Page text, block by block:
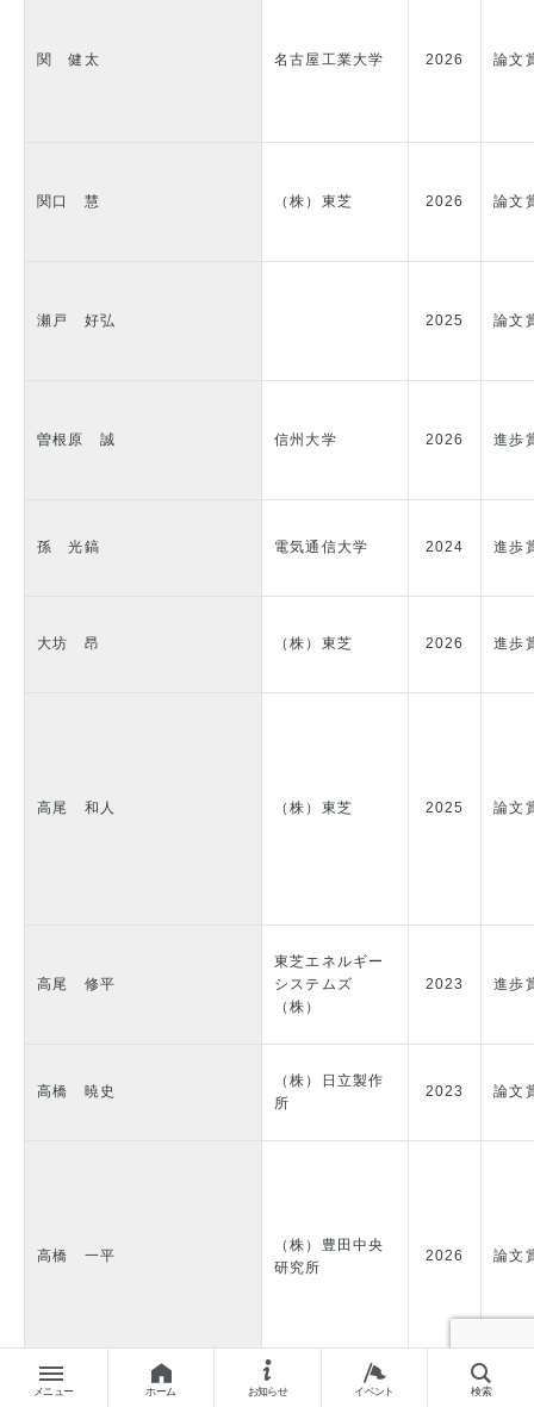
メニュー ホーム お知らせ イベント 検索
関 健太 名古屋工業大学 2026 論文
関口 慧 （株）東芝 2026 論文
瀬戸 好弘 2025 論文
曽根原 誠 信州大学 2026 進歩
孫 光鎬 電気通信大学 2024 進歩
大坊 昂 （株）東芝 2026 進歩
高尾 和人 （株）東芝 2025 論文
高尾 修平
東芝エネルギー
システムズ
（株）
2023 進歩
高橋 暁史
（株）日立製作
所
2023 論文
高橋 一平
（株）豊田中央
研究所
2026 論文